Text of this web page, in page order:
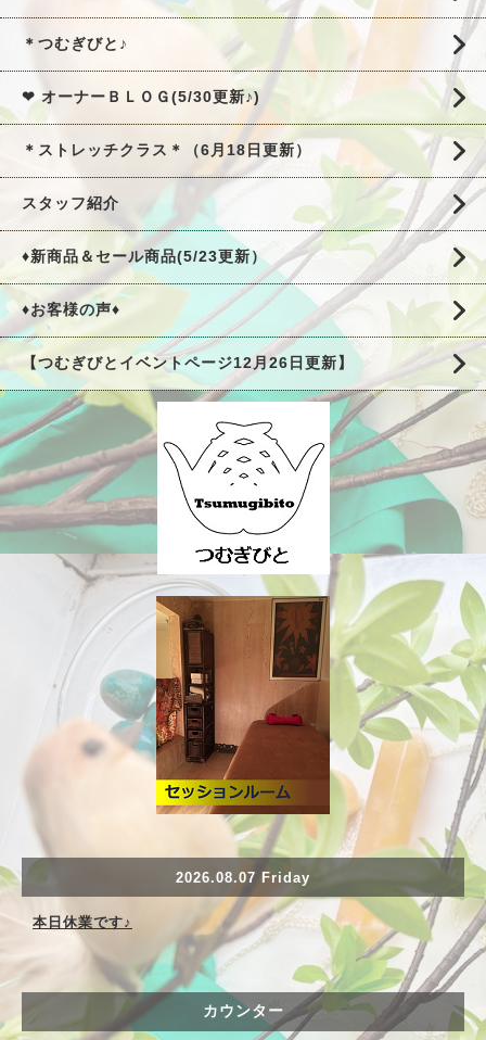
＊つむぎびと♪
❤ オーナーＢＬＯＧ(5/30更新♪)
＊ストレッチクラス＊（6月18日更新）
スタッフ紹介
♦新商品＆セール商品(5/23更新）
♦お客様の声♦
【つむぎびとイベントページ12月26日更新】
2026.08.07 Friday
本日休業です♪
カウンター